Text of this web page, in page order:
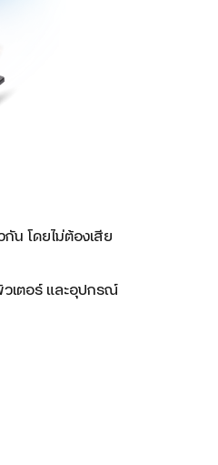
น โดยไม่ต้องเสีย
เตอร์ และอุปกรณ์